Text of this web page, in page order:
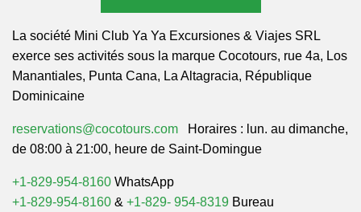
La société Mini Club Ya Ya Excursiones & Viajes SRL
exerce ses activités sous la marque Cocotours, rue 4a, Los
Manantiales, Punta Cana, La Altagracia, République
Dominicaine
reservations@cocotours.com Horaires : lun. au dimanche,
de 08:00 à 21:00, heure de Saint-Domingue
+1-829-954-8160 WhatsApp
+1-829-954-8160 & +1-829- 954-8319 Bureau